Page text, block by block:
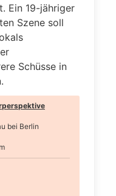
Ein 19-jähriger
Szene soll
Schüsse in
bei Berlin